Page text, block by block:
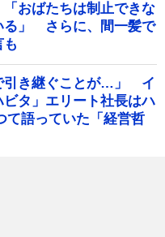
おばたちは制止できな
る」 さらに、間一髪で
引き継ぐことが…」 イ
タ」エリート社長はハ
語っていた「経営哲